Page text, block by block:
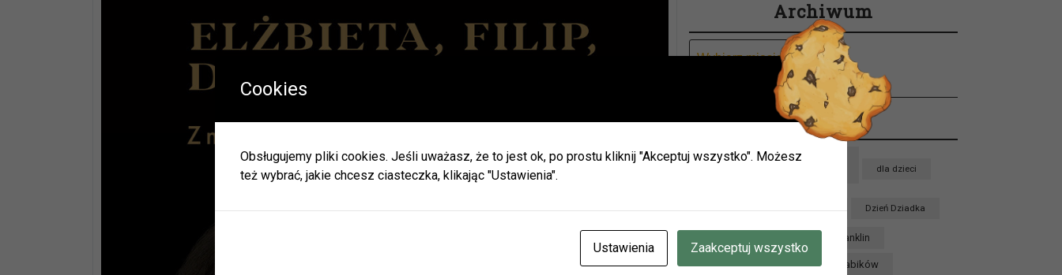
Archiwum
Tagi
bajka biblioteka dla dzieci
Dzień Dziadka
Franklin
Grupa Jeżyków Grupa Krabików
W okresie wakacji biblioteki w Olszynie i w Hadrze oraz oddział dla dzieci w
Zapraszamy do naszych placówek w Herbach (ul. Lubliniecka) i w Lisowie.
W związku z zaplanowanymi urlopami pracowników godziny otwarcia mogą
Informacje znajdziecie Państwo na naszej stronie internetowej i facebooku.
JEDNOCZENIE INFORMUJEMY, ŻE W DNIACH 3-14 SIERPNIA
BIBLIOTEKA W HERBACH PRZY UL. LUBLINIECKIEJ BĘDZIE CZYNNA W
Cookies
Obsługujemy pliki cookies. Jeśli uważasz, że to jest ok, po prostu kliknij "Akceptuj wszystko". Możesz
też wybrać, jakie chcesz ciasteczka, klikając "Ustawienia".
Ustawienia Zaakceptuj wszystko